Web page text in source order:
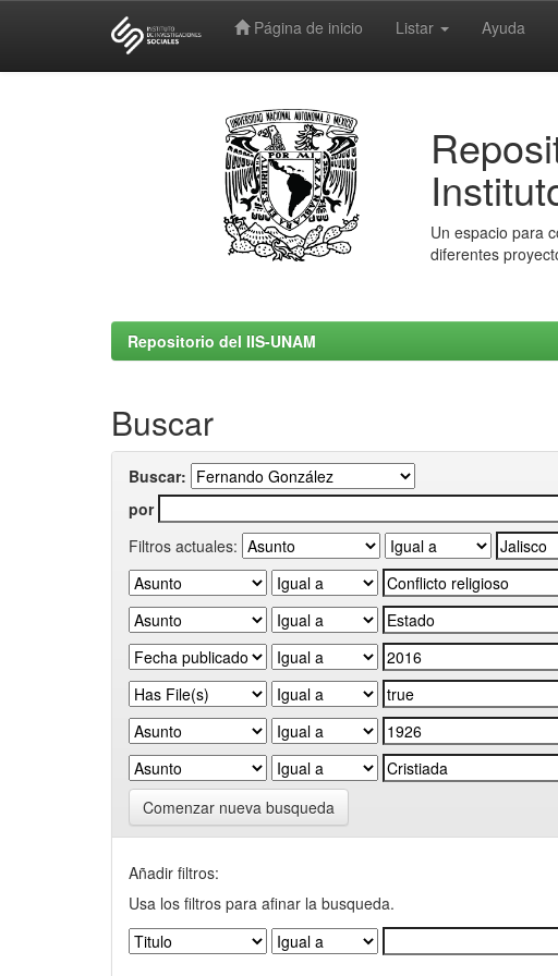
Página de inicio Listar Ayuda
Un espacio para
diferentes
Repositorio del IIS-UNAM
Buscar
Buscar:
por
Filtros actuales:
Comenzar nueva busqueda
Añadir filtros:
Usa los filtros para afinar la busqueda.